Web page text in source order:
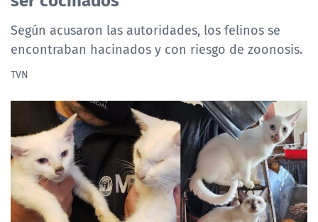
TVN VERTICAL
TVN PLAY
TELESERIES
NTV
ACTUALIDAD Y TENDENCIAS
Según acusaron las autoridades, los felinos se
encontraban hacinados y con riesgo de zoonosis.
TVN